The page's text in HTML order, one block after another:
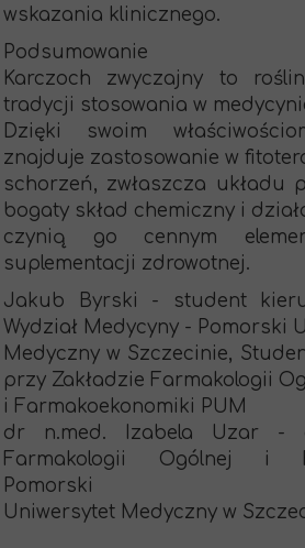
wskazania klinicznego.
Podsumowanie
Karczoch zwyczajny to
tradycji stosowania w
Dzięki swoim
znajduje zastosowanie w
schorzeń, zwłaszcza układu
bogaty skład chemiczny i
czynią go cennym
suplementacji zdrowotnej.
Jakub Byrski - student
Wydział Medycyny - Pomorski
Medyczny w Szczecinie,
przy Zakładzie Farmakologii
i Farmakoekonomiki PUM
dr n.med. Izabela Uzar -
Farmakologii Ogólnej i
Pomorski
Uniwersytet Medyczny w